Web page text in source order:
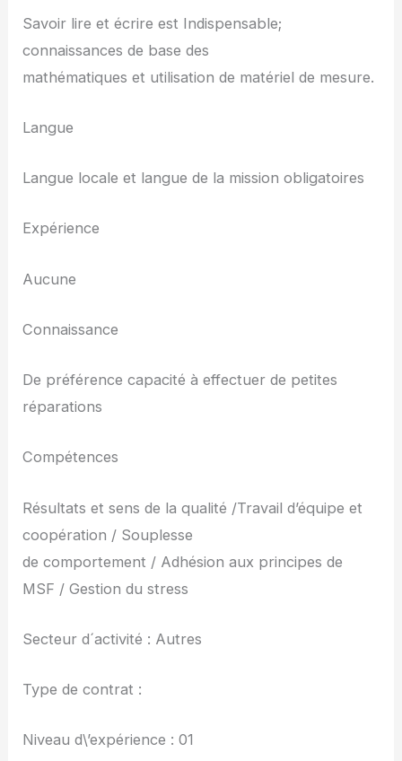
Savoir lire et écrire est Indispensable;
connaissances de base des
mathématiques et utilisation de matériel de mesure.
Langue
Langue locale et langue de la mission obligatoires
Expérience
Aucune
Connaissance
De préférence capacité à effectuer de petites
réparations
Compétences
Résultats et sens de la qualité /Travail d’équipe et
coopération / Souplesse
de comportement / Adhésion aux principes de
MSF / Gestion du stress
Secteur d´activité : Autres
Type de contrat :
Niveau d\’expérience : 01